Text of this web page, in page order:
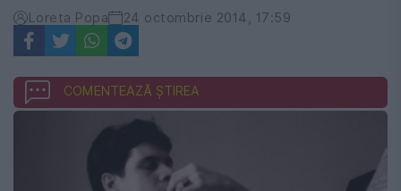
Loreta Popa 24 octombrie 2014, 17:59
COMENTEAZĂ ȘTIREA